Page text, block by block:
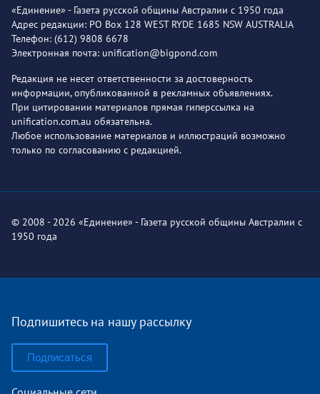
«Единение» - Газета русской общины Австралии с 1950 года
Адрес редакции: PO Box 128 WEST RYDE 1685 NSW AUSTRALIA
Телефон: (612) 9808 6678
Электронная почта: unification@bigpond.com
Редакция не несет ответственности за достоверность
информации, опубликованной в рекламных объявлениях.
При цитировании материалов прямая гиперссылка на
unification.com.au обязательна.
Любое использование материалов и иллюстраций возможно
только по согласованию с редакцией.
© 2008 - 2026 «Единение» - Газета русской общины Австралии с
1950 года
Подпишитесь на нашу рассылку
Подписаться